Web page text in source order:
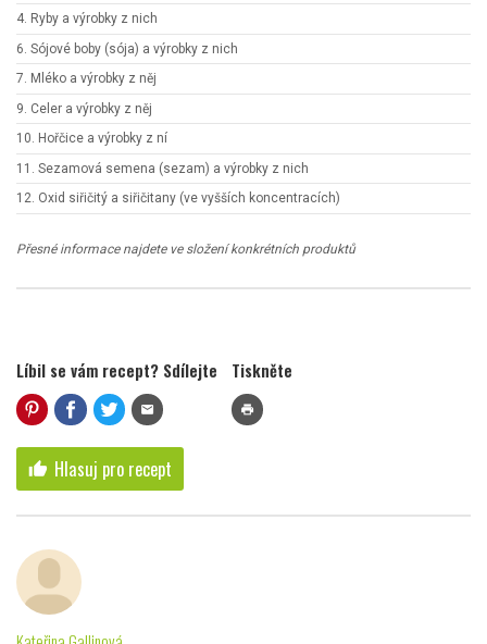
4. Ryby a výrobky z nich
6. Sójové boby (sója) a výrobky z nich
7. Mléko a výrobky z něj
9. Celer a výrobky z něj
10. Hořčice a výrobky z ní
11. Sezamová semena (sezam) a výrobky z nich
12. Oxid siřičitý a siřičitany (ve vyšších koncentracích)
Přesné informace najdete ve složení konkrétních produktů
Líbil se vám recept? Sdílejte
mail
Tiskněte
print
thumb_up Hlasuj pro recept